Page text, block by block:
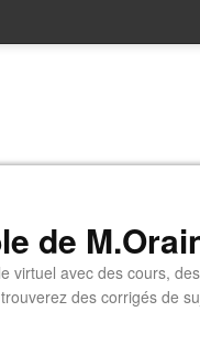
de
virtuel avec des cours,
des corrigés de